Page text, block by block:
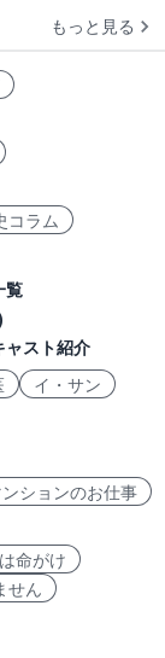
もっと見る
コラム
覧
ャスト紹介
イ・サン
ンションのお仕事
命がけ
せん